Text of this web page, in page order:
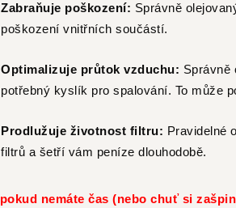
Zabraňuje poškození: Správně
poškození vnitřních součástí.
Optimalizuje průtok vzduchu: Správně
potřebný kyslík pro spalování. To může
Prodlužuje životnost filtru: Pravidelné
filtrů a šetří vám peníze dlouhodobě.
pokud nemáte čas (nebo chuť si